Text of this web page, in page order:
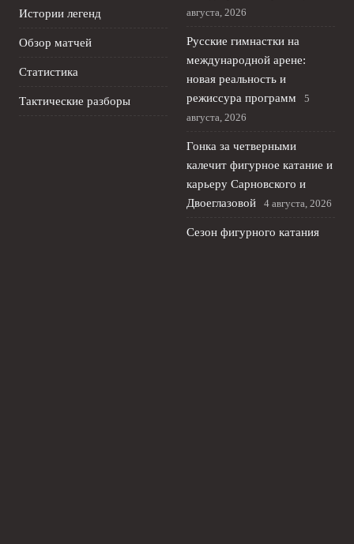
Истории легенд
Обзор матчей
Статистика
Тактические разборы
августа, 2026
Русские гимнастки на
международной арене:
новая реальность и
режиссура программ
5
августа, 2026
Гонка за четверными
калечит фигурное катание и
карьеру Сарновского и
Двоеглазовой
4 августа, 2026
Сезон фигурного катания